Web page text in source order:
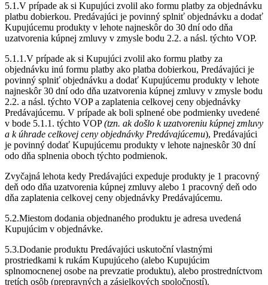
5.1.V prípade ak si Kupujúci zvolil ako formu platby za objednávku
platbu dobierkou. Predávajúci je povinný splniť objednávku a dodať
Kupujúcemu produkty v lehote najneskôr do 30 dní odo dňa
uzatvorenia kúpnej zmluvy v zmysle bodu 2.2. a násl. týchto VOP.
5.1.1.V prípade ak si Kupujúci zvolil ako formu platby za
objednávku inú formu platby ako platba dobierkou, Predávajúci je
povinný splniť objednávku a dodať Kupujúcemu produkty v lehote
najneskôr 30 dní odo dňa uzatvorenia kúpnej zmluvy v zmysle bodu
2.2. a násl. týchto VOP a zaplatenia celkovej ceny objednávky
Predávajúcemu. V prípade ak boli splnené obe podmienky uvedené
v bode 5.1.1. týchto VOP(tzn. ak došlo k uzatvoreniu kúpnej zmluvy
a k úhrade celkovej ceny objednávky Predávajúcemu), Predávajúci
je povinný dodať Kupujúcemu produkty v lehote najneskôr 30 dní
odo dňa splnenia oboch týchto podmienok.
Zvyčajná lehota kedy Predávajúci expeduje produkty je 1 pracovný
deň odo dňa uzatvorenia kúpnej zmluvy alebo 1 pracovný deň odo
dňa zaplatenia celkovej ceny objednávky Predávajúcemu.
5.2.Miestom dodania objednaného produktu je adresa uvedená
Kupujúcim v objednávke.
5.3.Dodanie produktu Predávajúci uskutoční vlastnými
prostriedkami k rukám Kupujúceho (alebo Kupujúcim
splnomocnenej osobe na prevzatie produktu), alebo prostredníctvom
tretích osôb (prepravných a zásielkových spoločností).